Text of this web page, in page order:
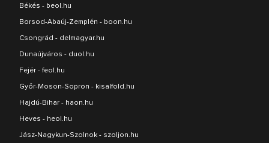
Békés - beol.hu
Borsod-Abaúj-Zemplén - boon.hu
Csongrád - delmagyar.hu
Dunaújváros - duol.hu
Fejér - feol.hu
Győr-Moson-Sopron - kisalfold.hu
Hajdú-Bihar - haon.hu
Heves - heol.hu
Jász-Nagykun-Szolnok - szoljon.hu